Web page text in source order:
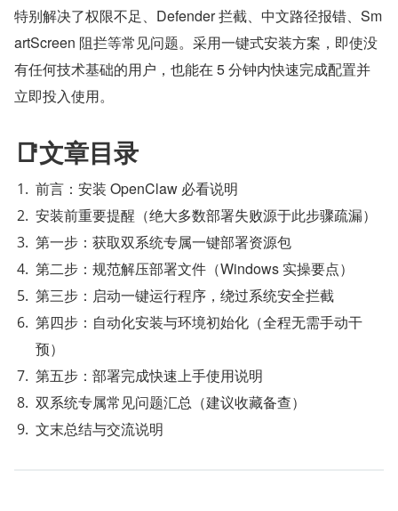
特别解决了权限不足、Defender 拦截、中文路径报错、Sm
artScreen 阻拦等常见问题。采用一键式安装方案，即使没
有任何技术基础的用户，也能在 5 分钟内快速完成配置并
立即投入使用。
📑文章目录
前言：安装 OpenClaw 必看说明
安装前重要提醒（绝大多数部署失败源于此步骤疏漏）
第一步：获取双系统专属一键部署资源包
第二步：规范解压部署文件（Windows 实操要点）
第三步：启动一键运行程序，绕过系统安全拦截
第四步：自动化安装与环境初始化（全程无需手动干
预）
第五步：部署完成快速上手使用说明
双系统专属常见问题汇总（建议收藏备查）
文末总结与交流说明